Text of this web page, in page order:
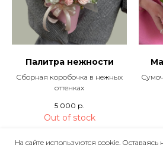
На сайте используются cookie. Оставаясь
Палитра нежности
Сборная коробочка в нежных
оттенках
5 000 р.
Out of stock